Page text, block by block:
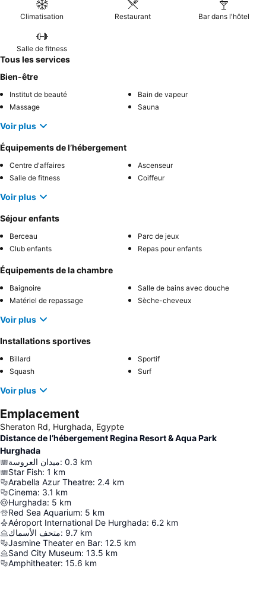
Climatisation Restaurant Bar dans l'hôtel
Salle de fitness
Tous les services
Bien-être
Institut de beauté
Bain de vapeur
Massage
Sauna
Voir plus
Équipements de l’hébergement
Centre d'affaires
Ascenseur
Salle de fitness
Coiffeur
Voir plus
Séjour enfants
Berceau
Parc de jeux
Club enfants
Repas pour enfants
Équipements de la chambre
Baignoire
Salle de bains avec douche
Matériel de repassage
Sèche-cheveux
Voir plus
Installations sportives
Billard
Sportif
Squash
Surf
Voir plus
Emplacement
Sheraton Rd, Hurghada, Egypte
Distance de l’hébergement Regina Resort & Aqua Park
Hurghada
ميدان العروسة: 0.3 km
Star Fish: 1 km
Arabella Azur Theatre: 2.4 km
Cinema: 3.1 km
Hurghada: 5 km
Red Sea Aquarium: 5 km
Aéroport International De Hurghada: 6.2 km
متحف الأسماك: 9.7 km
Jasmine Theater en Bar: 12.5 km
Sand City Museum: 13.5 km
Amphitheater: 15.6 km